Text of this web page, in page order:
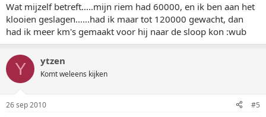
Wat mijzelf betreft.....mijn riem had 60000, en ik ben aan het
klooien geslagen......had ik maar tot 120000 gewacht, dan
had ik meer km's gemaakt voor hij naar de sloop kon :wub
Y ytzen
Komt weleens kijken
26 sep 2010 #5